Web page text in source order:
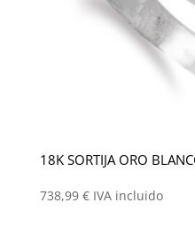
18K SORTIJA ORO
738,99 € IVA incluido